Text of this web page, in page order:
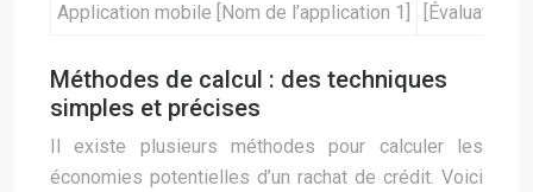
Application mobile [Nom de l’application 1]
[Évaluation]
Méthodes de calcul : des techniques
simples et précises
Il existe plusieurs méthodes pour calculer les
économies potentielles d’un rachat de crédit. Voici